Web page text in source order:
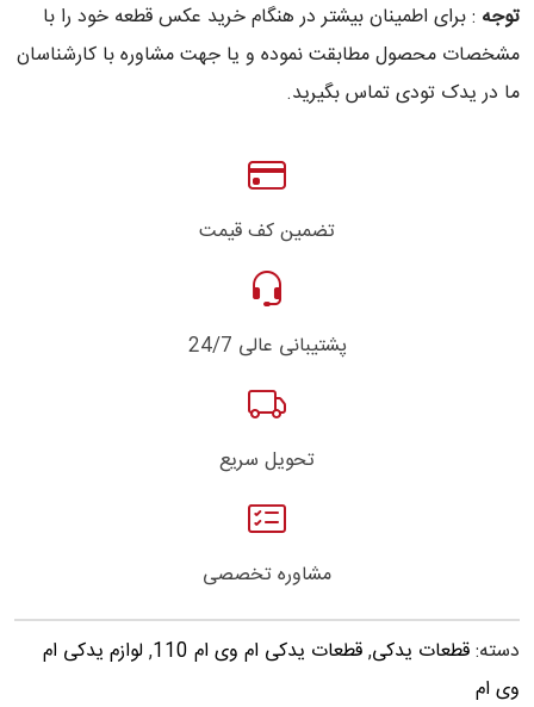
توجه : برای اطمینان بیشتر در هنگام خرید عکس قطعه خود را با
مشخصات محصول مطابقت نموده و یا جهت مشاوره با کارشناسان
ما در یدک تودی تماس بگیرید.
تضمین کف قیمت
پشتیبانی عالی 24/7
تحویل سریع
مشاوره تخصصی
دسته:قطعات یدکی,قطعات یدکی ام وی ام 110 ,لوازم یدکی ام
وی ام